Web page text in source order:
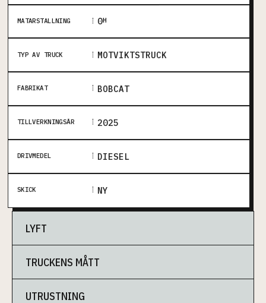
MÄTARSTÄLLNING 0H
TYP AV TRUCK MOTVIKTSTRUCK
FABRIKAT BOBCAT
TILLVERKNINGSÅR 2025
DRIVMEDEL DIESEL
SKICK NY
LYFT
LYFTKAPACITET
FRILYFT
TRUCKENS MÅTT
CONTAINERGÅENDE
UTRUSTNING